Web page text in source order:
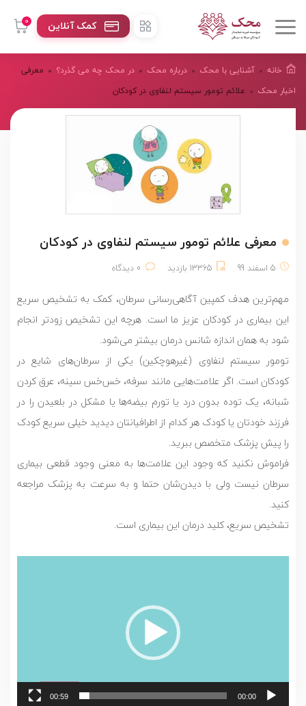
0 کمک آنلاین
خانه آشنایی با محک درباره محک
در محک چه می گذرد؟
اخبار محک
معرفی
علائم تومور سیستم لنفاوی در کودکان
معرفی علائم تومور سیستم لنفاوی در کودکان
5 اسفند 99 13365 بازدید 0 دیدگاه
مهم‌ترین هدف کمپین آگاهی‌رسانی سرطان، کمک به تشخیص سریع
این بیماری در کودکان عزیز ما است. هرچه این تشخیص زودتر انجام
شود به همان اندازه شانس درمان بیشتر می‌شود.
تومور سیستم لنفاوی (غیرهوچکین) یکی از سرطان‌های شایع در
کودکان است. اگر علامت‌هایی مانند سرفه، خس‌خس سینه، عرق کردن
شبانه، یک توده بدون درد یا تورم بیضه‌‎ها یا مشکل در بلعیدن را در
فرزند خودتان یا کودک هر کدام از اطرافیانتان دیدید خیلی سریع کودک
را پیش پزشک متخصص ببرید.
فراموش نکنید که وجود این علامت‌ها به معنی وجود قطعی بیماری
سرطان نیست ولی با دیدن‌شان حتما و به سرعت به پزشک مراجعه
کنید.
تشخیص سریع، کلید درمان این بیماری است.
00:00
00:59